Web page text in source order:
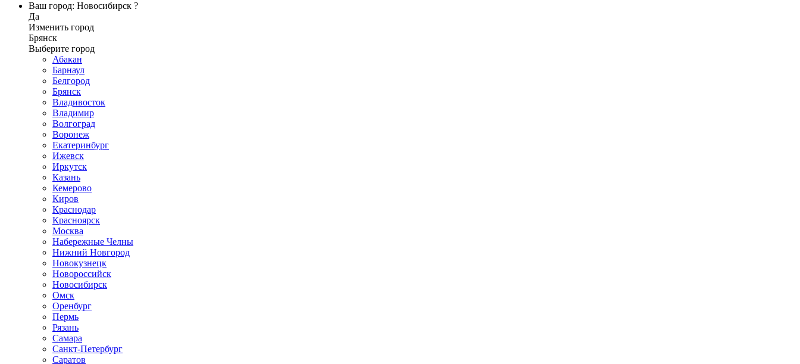
Ваш город: Новосибирск ?
Да
Изменить город
Брянск
Выберите город
Абакан
Барнаул
Белгород
Брянск
Владивосток
Владимир
Волгоград
Воронеж
Екатеринбург
Ижевск
Иркутск
Казань
Кемерово
Киров
Краснодар
Красноярск
Москва
Набережные Челны
Нижний Новгород
Новокузнецк
Новороссийск
Новосибирск
Омск
Оренбург
Пермь
Рязань
Самара
Санкт-Петербург
Саратов